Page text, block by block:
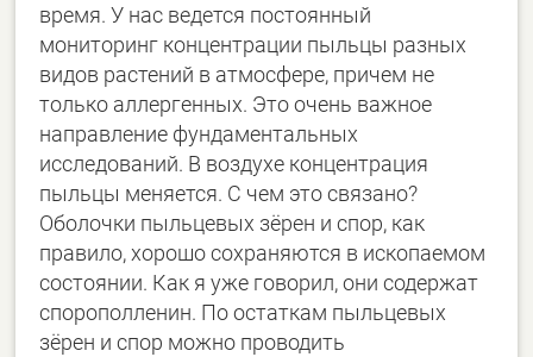
время. У нас ведется постоянный
мониторинг концентрации пыльцы разных
видов растений в атмосфере, причем не
только аллергенных. Это очень важное
направление фундаментальных
исследований. В воздухе концентрация
пыльцы меняется. С чем это связано?
Оболочки пыльцевых зёрен и спор, как
правило, хорошо сохраняются в ископаемом
состоянии. Как я уже говорил, они содержат
спорополленин. По остаткам пыльцевых
зёрен и спор можно проводить